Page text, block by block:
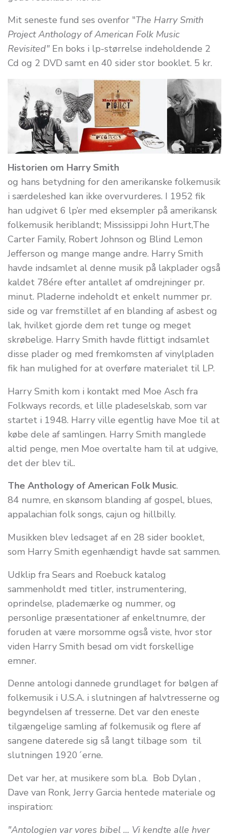
Mit seneste fund ses ovenfor "The Harry Smith
Project Anthology of American Folk Music
Revisited" En boks i lp-størrelse indeholdende 2
Cd og 2 DVD samt en 40 sider stor booklet. 5 kr.
Historien om Harry Smith
og hans betydning for den amerikanske folkemusik
i særdeleshed kan ikke overvurderes. I 1952 fik
han udgivet 6 lp’er med eksempler på amerikansk
folkemusik heriblandt; Mississippi John Hurt,The
Carter Family, Robert Johnson og Blind Lemon
Jefferson og mange mange andre. Harry Smith
havde indsamlet al denne musik på lakplader også
kaldet 78ére efter antallet af omdrejninger pr.
minut. Pladerne indeholdt et enkelt nummer pr.
side og var fremstillet af en blanding af asbest og
lak, hvilket gjorde dem ret tunge og meget
skrøbelige. Harry Smith havde flittigt indsamlet
disse plader og med fremkomsten af vinylpladen
fik han mulighed for at overføre materialet til LP.
Harry Smith kom i kontakt med Moe Asch fra
Folkways records, et lille pladeselskab, som var
startet i 1948. Harry ville egentlig have Moe til at
købe dele af samlingen. Harry Smith manglede
altid penge, men Moe overtalte ham til at udgive,
det der blev til..
The Anthology of American Folk Music.
84 numre, en skønsom blanding af gospel, blues,
appalachian folk songs, cajun og hillbilly.
Musikken blev ledsaget af en 28 sider booklet,
som Harry Smith egenhændigt havde sat sammen.
Udklip fra Sears and Roebuck katalog
sammenholdt med titler, instrumentering,
oprindelse, plademærke og nummer, og
personlige præsentationer af enkeltnumre, der
foruden at være morsomme også viste, hvor stor
viden Harry Smith besad om vidt forskellige
emner.
Denne antologi dannede grundlaget for bølgen af
folkemusik i U.S.A. i slutningen af halvtresserne og
begyndelsen af tresserne. Det var den eneste
tilgængelige samling af folkemusik og flere af
sangene daterede sig så langt tilbage som til
slutningen 1920´erne.
Det var her, at musikere som bl.a. Bob Dylan ,
Dave van Ronk, Jerry Garcia hentede materiale og
inspiration:
"Antologien var vores bibel ... Vi kendte alle hver